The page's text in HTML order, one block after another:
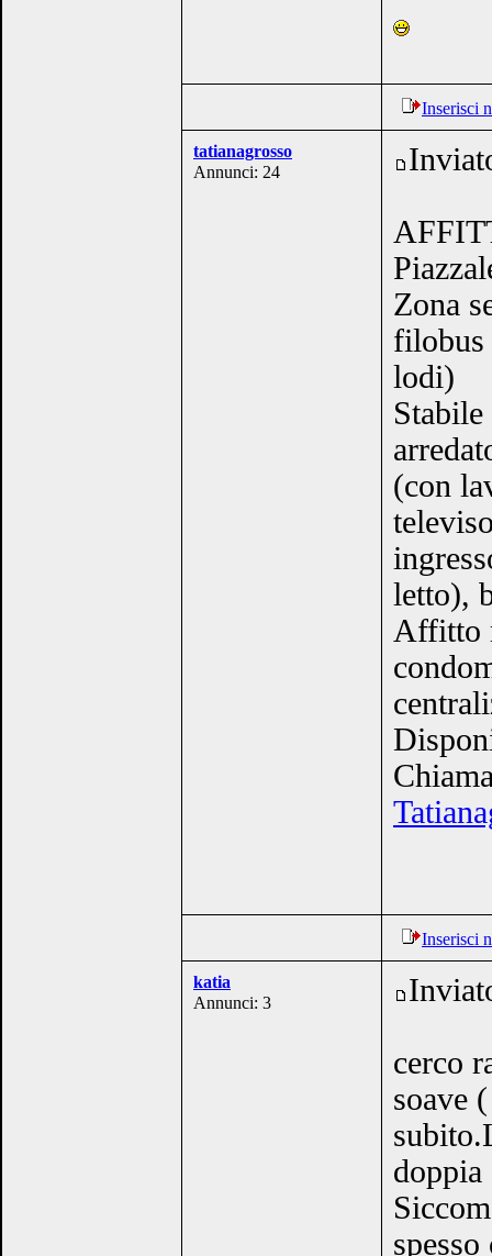
Inserisci
tatianagrosso
Annunci: 24
Zona
lodi)
(con
letto),
Affitto
Inserisci
katia
Annunci: 3
cerco
soave
doppia